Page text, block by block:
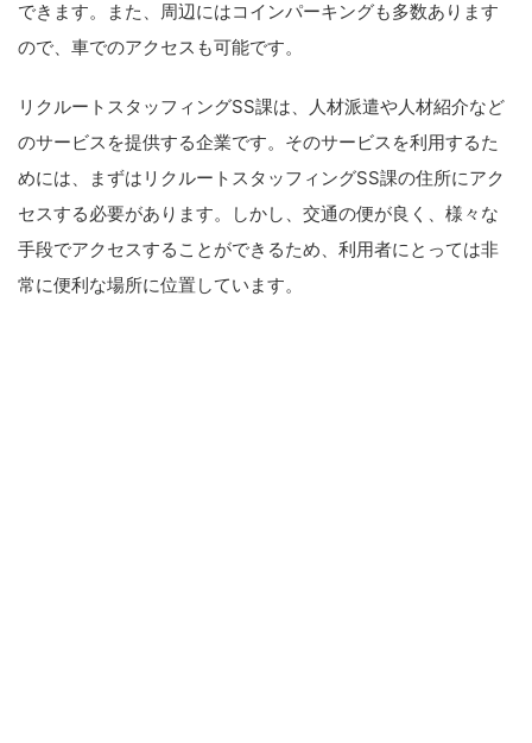
できます。また、周辺にはコインパーキングも多数あります
ので、車でのアクセスも可能です。
リクルートスタッフィングSS課は、人材派遣や人材紹介など
のサービスを提供する企業です。そのサービスを利用するた
めには、まずはリクルートスタッフィングSS課の住所にアク
セスする必要があります。しかし、交通の便が良く、様々な
手段でアクセスすることができるため、利用者にとっては非
常に便利な場所に位置しています。